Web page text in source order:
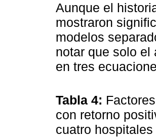
Aunque el
mostraron
modelos
notar que solo el
en tres
Tabla 4:
con retorno
cuatro